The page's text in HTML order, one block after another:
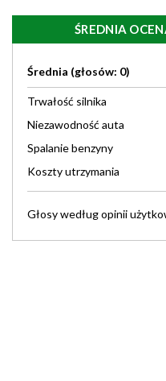
ŚREDNIA
Średnia (głosów: 0)
Trwałość silnika
Niezawodność auta
Spalanie benzyny
Koszty utrzymania
Głosy wedługopinii